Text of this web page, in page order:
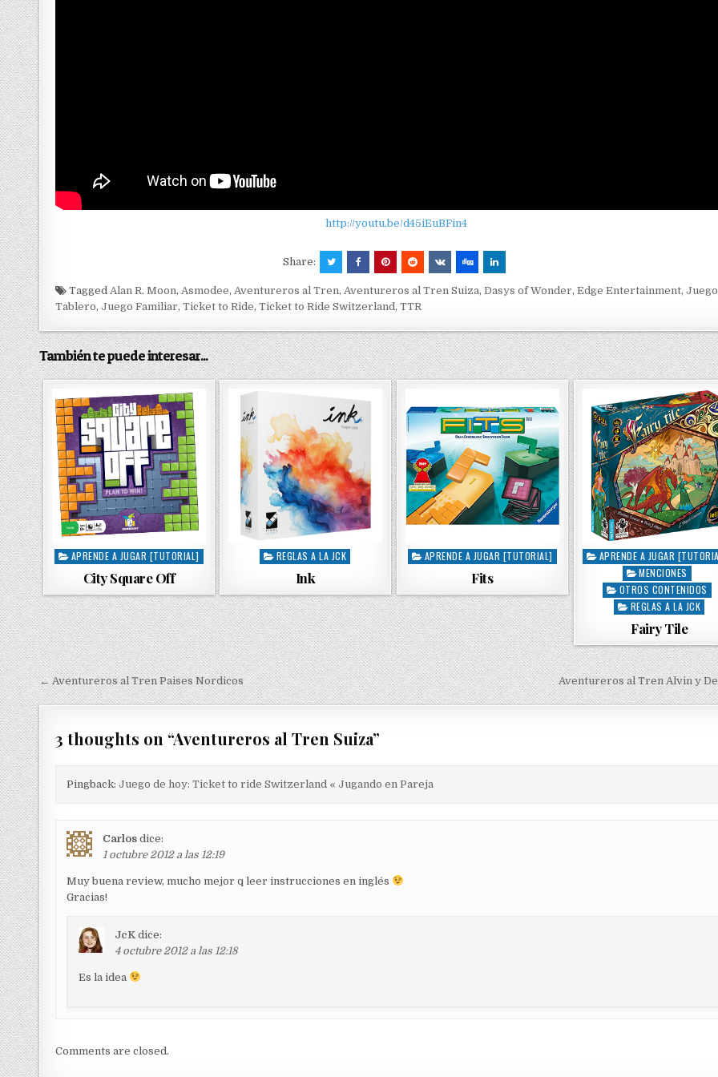
http://youtu.be/d45iEuBFin4
Share:
TaggedAlan R. Moon,Asmodee,Aventureros al Tren,Aventureros al Tren Suiza,Dasys of Wonder,Edge Entertainment,
Tablero,Juego Familiar,Ticket to Ride,Ticket to Ride Switzerland,TTR
También te puede interesar...
P
t
e
d
i
n
APRENDE A JUGAR [TUTORIAL]
City Square Off
P
t
e
d
i
n
REGLAS A LA JCK
Ink
P
t
e
d
i
n
APRENDE A JUGAR [TUTORIAL]
Fits
P
i
n
APRENDE A JUGAR
MENCIONES
OTROS CONTENIDOS
REGLAS A LA JCK
Fairy Tile
N
← Aventureros al Tren Paises Nordicos Aventureros al Tren Alvin y
3 thoughts on “Aventureros al Tren Suiza”
Pingback:Juego de hoy: Ticket to ride Switzerland « Jugando en Pareja
Carlos dice:
1 octubre 2012 a las 12:19
Muy buena review, mucho mejor q leer instrucciones en inglés
Gracias!
JcK dice:
4 octubre 2012 a las 12:18
Es la idea
Comments are closed.